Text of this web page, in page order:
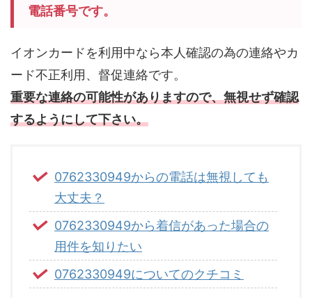
電話番号です。
イオンカードを利用中なら本人確認の為の連絡やカ
ード不正利用、督促連絡です。
重要な連絡の可能性がありますので、無視せず確認
するようにして下さい。
0762330949からの電話は無視しても
大丈夫？
0762330949から着信があった場合の
用件を知りたい
0762330949についてのクチコミ